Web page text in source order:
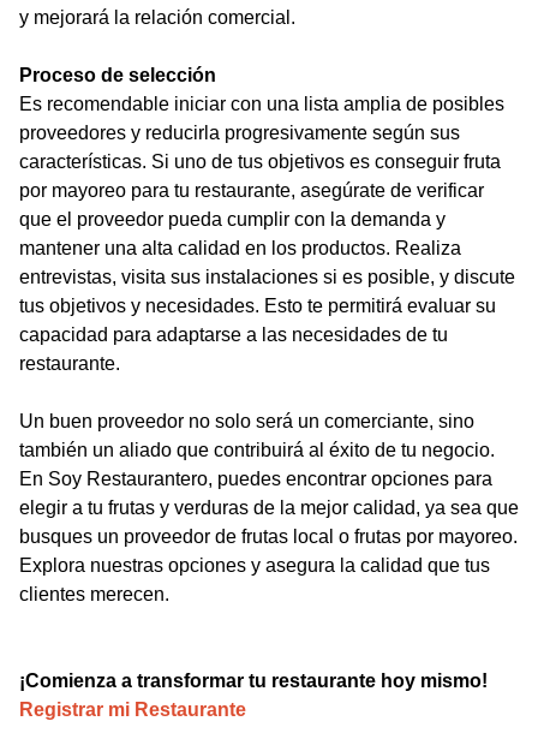
y mejorará la relación comercial.
Proceso de selección
Es recomendable iniciar con una lista amplia de posibles
proveedores y reducirla progresivamente según sus
características. Si uno de tus objetivos es conseguir fruta
por mayoreo para tu restaurante, asegúrate de verificar
que el proveedor pueda cumplir con la demanda y
mantener una alta calidad en los productos. Realiza
entrevistas, visita sus instalaciones si es posible, y discute
tus objetivos y necesidades. Esto te permitirá evaluar su
capacidad para adaptarse a las necesidades de tu
restaurante.
Un buen proveedor no solo será un comerciante, sino
también un aliado que contribuirá al éxito de tu negocio.
En Soy Restaurantero, puedes encontrar opciones para
elegir a tu frutas y verduras de la mejor calidad, ya sea que
busques un proveedor de frutas local o frutas por mayoreo.
Explora nuestras opciones y asegura la calidad que tus
clientes merecen.
¡Comienza a transformar tu restaurante hoy mismo!
Registrar mi Restaurante